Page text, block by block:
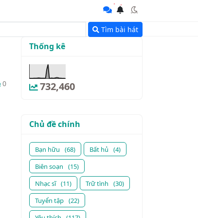
Tìm bài hát
0
Thống kê
732,460
Chủ đề chính
Bạn hữu (68) Bất hủ
(4)
Biên soạn
(15)
Nhạc sĩ (11) Trữ tình
(30)
Tuyển tập (22)